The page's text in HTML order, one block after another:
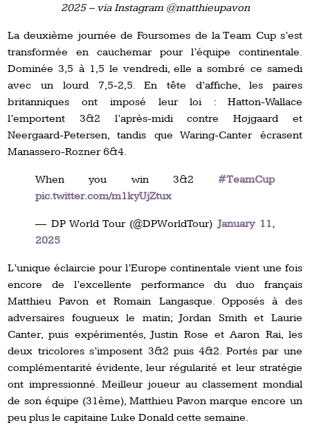
2025 – via Instagram @matthieupavon
La deuxième journée de Foursomes de la Team Cup s’est
transformée en cauchemar pour l’équipe continentale.
Dominée 3,5 à 1,5 le vendredi, elle a sombré ce samedi
avec un lourd 7,5-2,5. En tête d’affiche, les paires
britanniques ont imposé leur loi : Hatton-Wallace
l’emportent 3&2 l’après-midi contre Højgaard et
Neergaard-Petersen, tandis que Waring-Canter écrasent
Manassero-Rozner 6&4.
When you win 3&2 #TeamCup
pic.twitter.com/m1kyUjZtux
— DP World Tour (@DPWorldTour)January 11,
2025
L’unique éclaircie pour l’Europe continentale vient une fois
encore de l’excellente performance du duo français
Matthieu Pavon et Romain Langasque. Opposés à des
adversaires fougueux le matin; Jordan Smith et Laurie
Canter, puis expérimentés, Justin Rose et Aaron Rai, les
deux tricolores s’imposent 3&2 puis 4&2. Portés par une
complémentarité évidente, leur régularité et leur stratégie
ont impressionné. Meilleur joueur au classement mondial
de son équipe (31ème), Matthieu Pavon marque encore un
peu plus le capitaine Luke Donald cette semaine.